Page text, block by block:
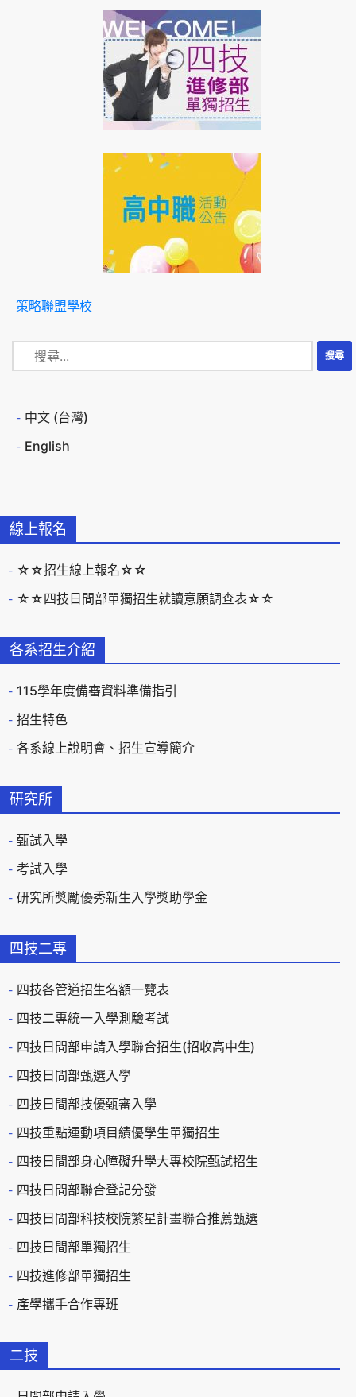
線上報名
☆☆招生線上報名☆☆
☆☆四技日間部單獨招生就讀意願調查表☆☆
各系招生介紹
115學年度備審資料準備指引
招生特色
各系線上說明會、招生宣導簡介
研究所
甄試入學
考試入學
研究所獎勵優秀新生入學獎助學金
四技二專
四技各管道招生名額一覽表
四技二專統一入學測驗考試
四技日間部申請入學聯合招生(招收高中生)
四技日間部甄選入學
四技日間部技優甄審入學
四技重點運動項目績優學生單獨招生
四技日間部身心障礙升學大專校院甄試招生
四技日間部聯合登記分發
四技日間部科技校院繁星計畫聯合推薦甄選
四技日間部單獨招生
四技進修部單獨招生
產學攜手合作專班
二技
策略聯盟學校
中文 (台灣)
English